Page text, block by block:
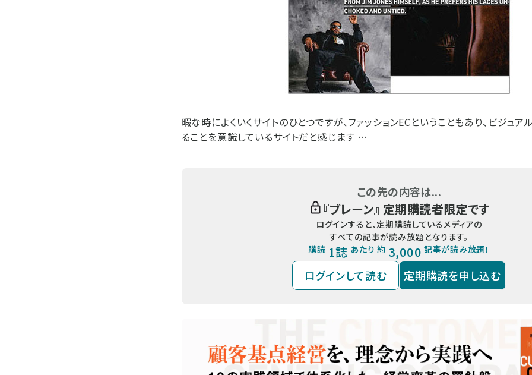
暇な時によくいくサイトのひとつですが、ファッションECということもあり、ビジュア
ることを意識しているサイトだと感じます …
この先の内容は...
『ブレーン』 定期購読者限定です
ログインすると、定期購読しているメディアの
すべての記事が読み放題となります。
購読 1誌 あたり 約 3,000 記事が読み放題！
ログインして読む 定期購読を申し込む